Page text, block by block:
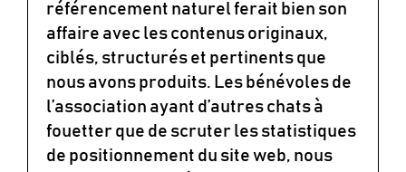
référencement naturel ferait bien son
affaire avec les contenus originaux,
ciblés, structurés et pertinents que
nous avons produits. Les bénévoles de
l’association ayant d’autres chats à
fouetter que de scruter les statistiques
de positionnement du site web, nous